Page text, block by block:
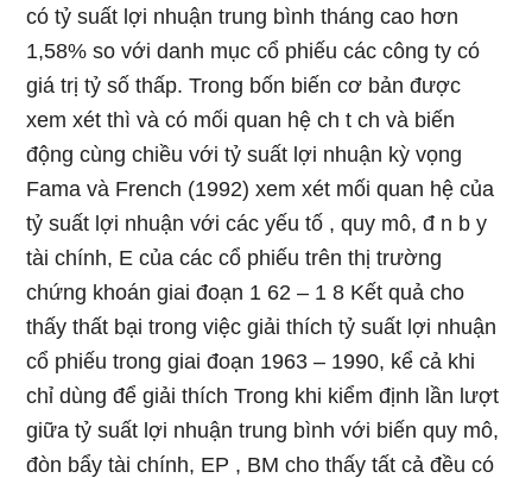
có tỷ suất lợi nhuận trung bình tháng cao hơn
1,58% so với danh mục cổ phiếu các công ty có
giá trị tỷ số thấp. Trong bốn biến cơ bản được
xem xét thì và có mối quan hệ ch t ch và biến
động cùng chiều với tỷ suất lợi nhuận kỳ vọng
Fama và French (1992) xem xét mối quan hệ của
tỷ suất lợi nhuận với các yếu tố , quy mô, đ n b y
tài chính, E của các cổ phiếu trên thị trường
chứng khoán giai đoạn 1 62 – 1 8 Kết quả cho
thấy thất bại trong việc giải thích tỷ suất lợi nhuận
cổ phiếu trong giai đoạn 1963 – 1990, kể cả khi
chỉ dùng để giải thích Trong khi kiểm định lần lượt
giữa tỷ suất lợi nhuận trung bình với biến quy mô,
đòn bẩy tài chính, EP , BM cho thấy tất cả đều có